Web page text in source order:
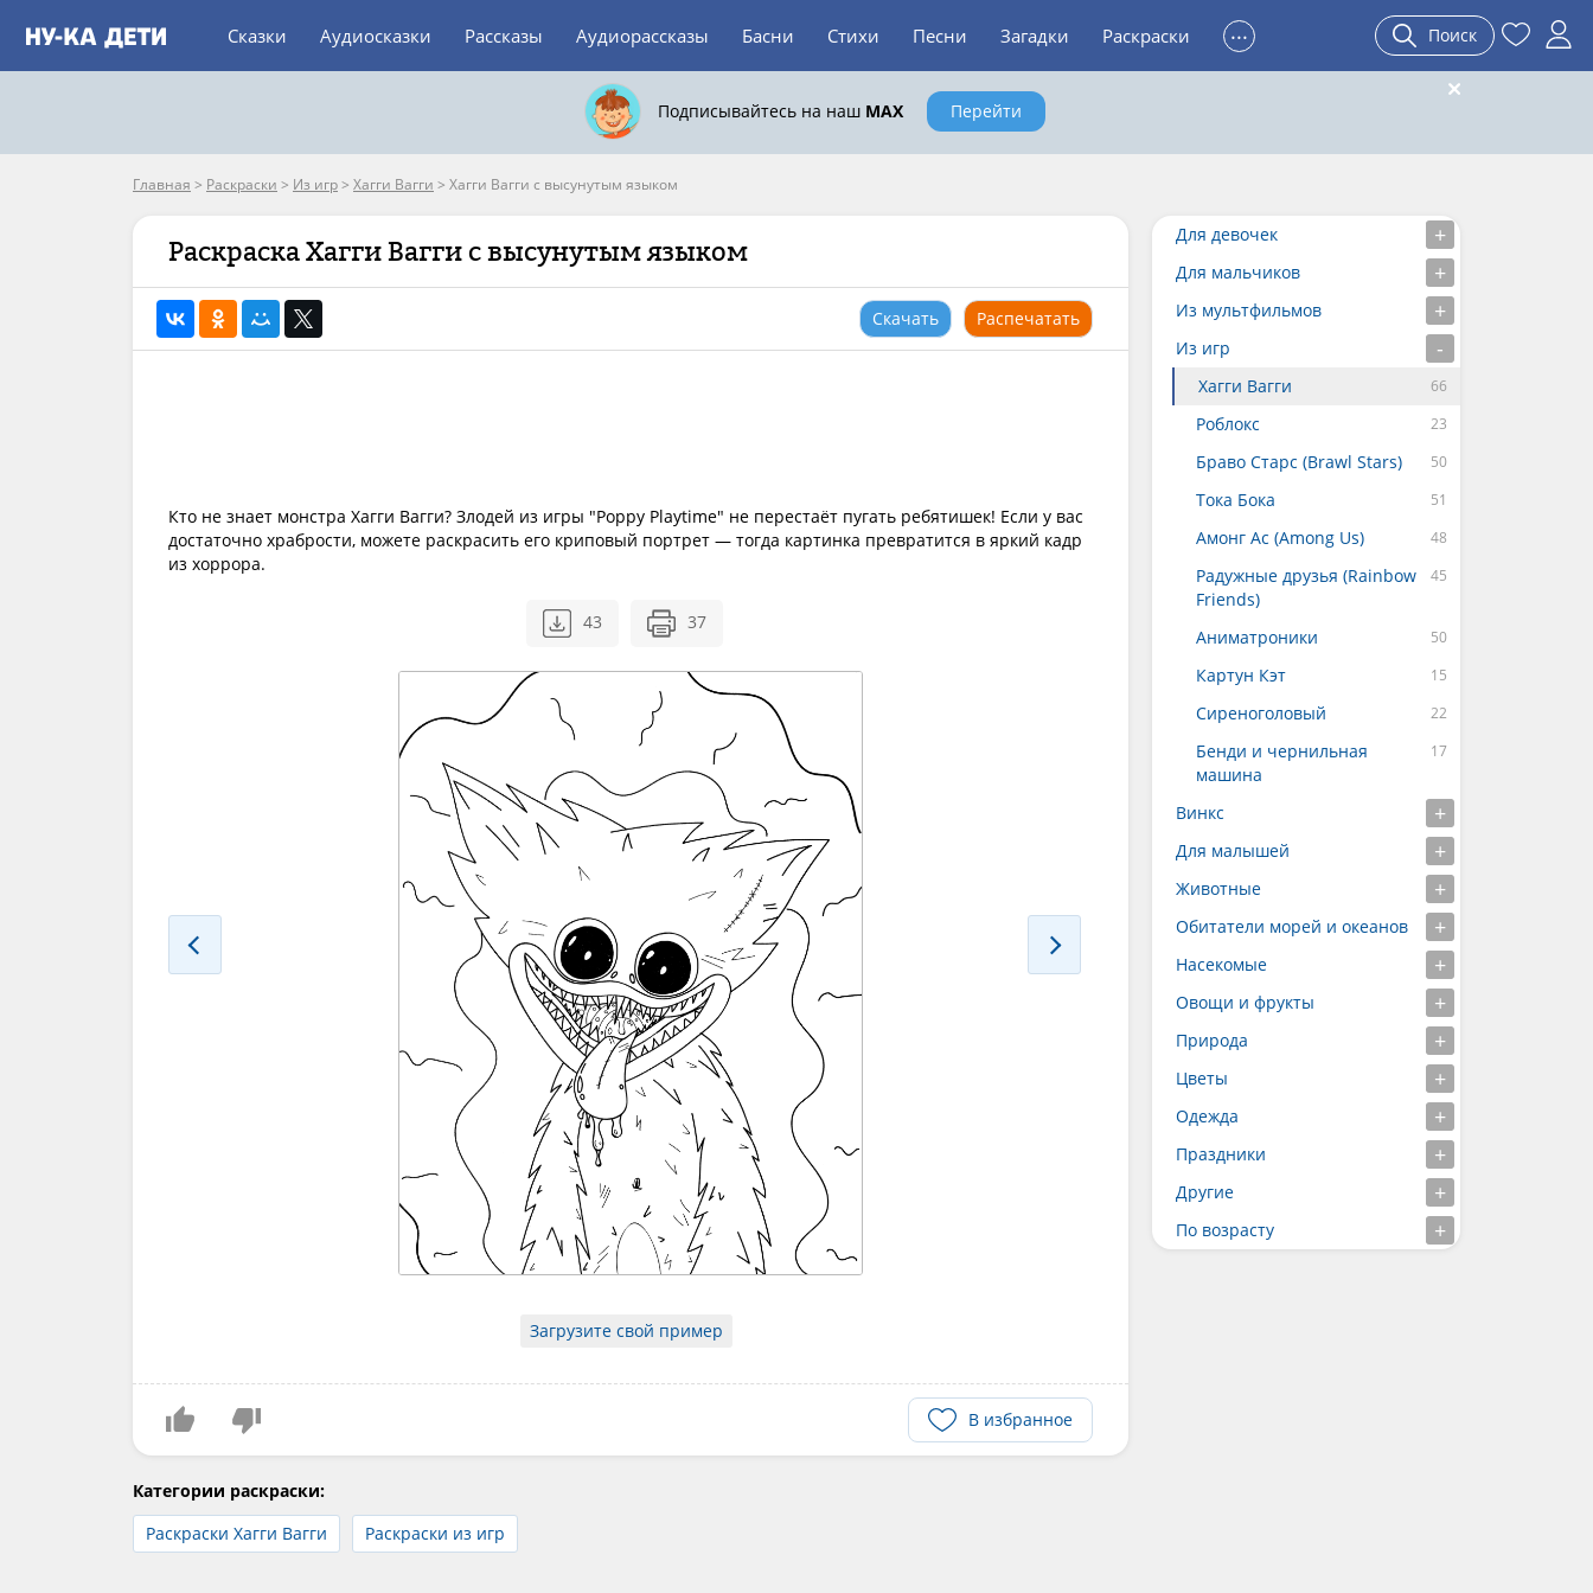
Сказки Аудиосказки Рассказы Аудиорассказы Басни Стихи Песни Загадки Раскраски ... Поиск
Подписывайтесь на наш MAX Перейти
Главная > Раскраски > Из игр> Хагги Вагги > Хагги Вагги с высунутым языком
Раскраска Хагги Вагги с высунутым языком
Скачать Распечатать
Кто не знает монстра Хагги Вагги? Злодей из игры "Poppy Playtime" не перестаёт пугать ребятишек! Если у вас
достаточно храбрости, можете раскрасить его криповый портрет — тогда картинка превратится в яркий кадр
из хоррора.
43 37
Загрузите свой пример
В избранное
Категории раскраски:
Раскраски Хагги Вагги
Раскраски из игр
Для девочек
Для мальчиков
Из мультфильмов
Из игр
Хагги Вагги
Роблокс
Браво Старс (Brawl Stars)
Тока Бока
Амонг Ас (Among Us)
Радужные друзья (Rainbow
Friends)
Аниматроники
Картун Кэт
Сиреноголовый
Бенди и чернильная
машина
Винкс
Для малышей
Животные
Обитатели морей и океанов
Насекомые
Овощи и фрукты
Природа
Цветы
Одежда
Праздники
Другие
По возрасту